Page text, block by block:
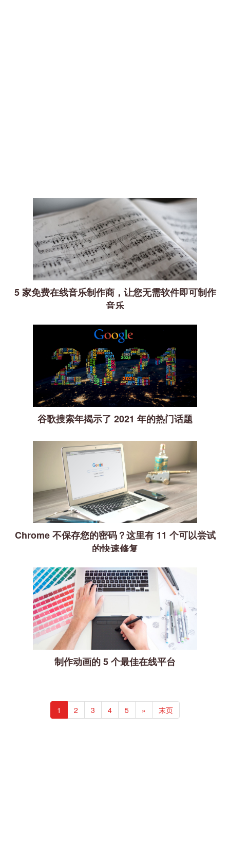
5 家免费在线音乐制作商，让您无需软件即可制作
音乐
谷歌搜索年揭示了 2021 年的热门话题
Chrome 不保存您的密码？这里有 11 个可以尝试
的快速修复
制作动画的 5 个最佳在线平台
1 2 3 4 5 » 末页